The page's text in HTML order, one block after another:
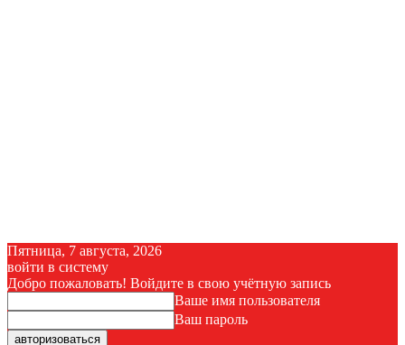
Пятница, 7 августа, 2026
войти в систему
Добро пожаловать! Войдите в свою учётную запись
Ваше имя пользователя
Ваш пароль